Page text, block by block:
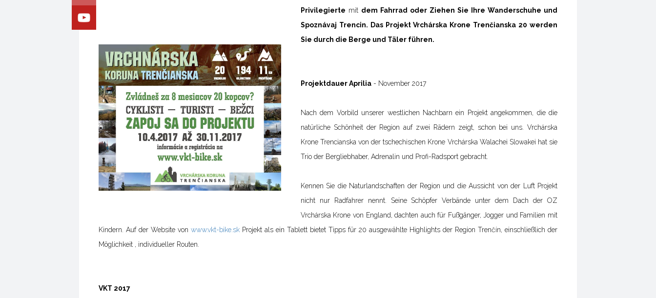
Privilegierte mit dem Fahrrad oder Ziehen Sie Ihre Wanderschuhe und
Spoznávaj Trencin. Das Projekt Vrchárska Krone Trenčianska 20 werden
Sie durch die Berge und Täler führen.
Projektdauer Aprilia- November 2017
Nach dem Vorbild unserer westlichen Nachbarn ein Projekt angekommen, die die
natürliche Schönheit der Region auf zwei Rädern zeigt, schon bei uns. Vrchárska
Krone Trencianska von der tschechischen Krone Vrchárska Walachei Slowakei hat sie
Trio der Bergliebhaber, Adrenalin und Profi-Radsport gebracht.
Kennen Sie die Naturlandschaften der Region und die Aussicht von der Luft Projekt
nicht nur Radfahrer nennt. Seine Schöpfer Verbände unter dem Dach der OZ
Vrchárska Krone von England, dachten auch für Fußgänger, Jogger und Familien mit
Kindern. Auf der Website von www.vkt-bike.sk Projekt als ein Tablett bietet Tipps für 20 ausgewählte Highlights der Region Trenčín, einschließlich der
Möglichkeit , individueller Routen.
VKT 2017